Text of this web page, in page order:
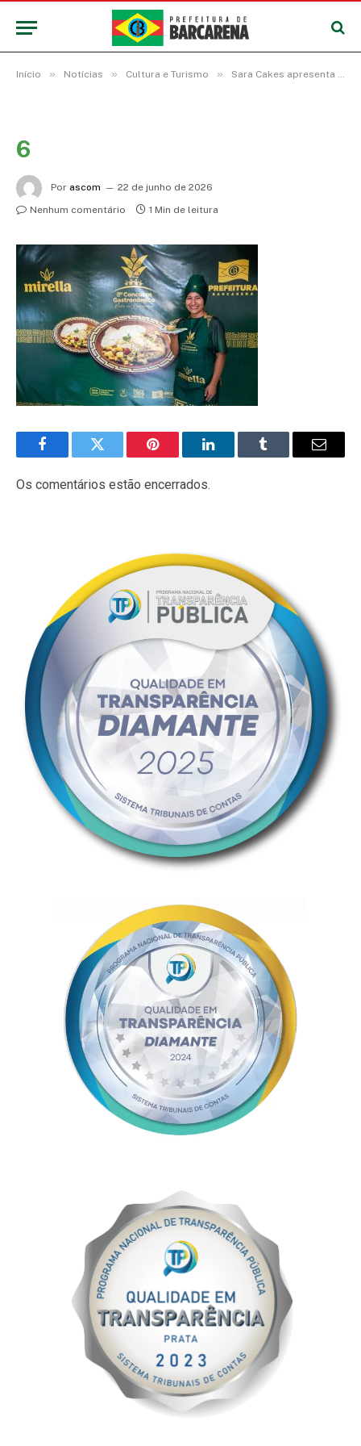
Início » Notícias » Cultura e Turismo » Sara Cakes apresenta a sobremesa “Cristal de Abacaxi Real” no Concurso Gastronômico
6
Por ascom
22 de junho de 2026
Nenhum comentário
1 Min de leitura
FacebookTwitter Pinterest LinkedInTumblr
E-
Os comentários estão encerrados.